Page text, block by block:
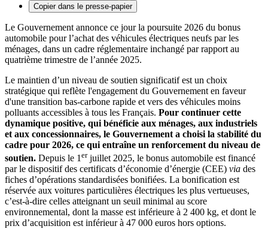
Copier dans le presse-papier
Le Gouvernement annonce ce jour la poursuite 2026 du bonus
automobile pour l’achat des véhicules électriques neufs par les
ménages, dans un cadre réglementaire inchangé par rapport au
quatrième trimestre de l’année 2025.
Le maintien d’un niveau de soutien significatif est un choix
stratégique qui reflète l'engagement du Gouvernement en faveur
d'une transition bas-carbone rapide et vers des véhicules moins
polluants accessibles à tous les Français. Pour continuer cette
dynamique positive, qui bénéficie aux ménages, aux industriels
et aux concessionnaires, le Gouvernement a choisi la stabilité du
cadre pour 2026, ce qui entraîne un renforcement du niveau de
soutien. Depuis le 1 erjuillet 2025, le bonus automobile est financé
par le dispositif des certificats d’économie d’énergie (CEE) via des
fiches d’opérations standardisées bonifiées. La bonification est
réservée aux voitures particulières électriques les plus vertueuses,
c’est-à-dire celles atteignant un seuil minimal au score
environnemental, dont la masse est inférieure à 2 400 kg, et dont le
prix d’acquisition est inférieur à 47 000 euros hors options.